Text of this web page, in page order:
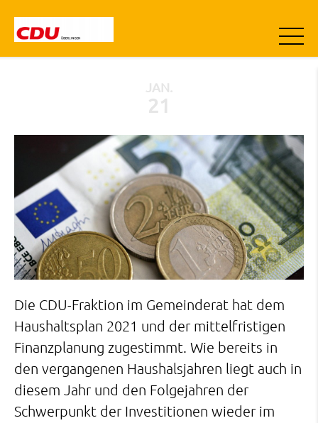
JAN.
21
Die CDU-Fraktion im Gemeinderat hat dem
Haushaltsplan 2021 und der mittelfristigen
Finanzplanung zugestimmt. Wie bereits in
den vergangenen Haushalsjahren liegt auch in
diesem Jahr und den Folgejahren der
Schwerpunkt der Investitionen wieder im